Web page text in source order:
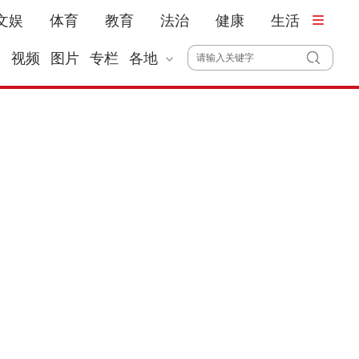
娱 体育 教育 法治 健康 生活
视频 图片 专栏 各地